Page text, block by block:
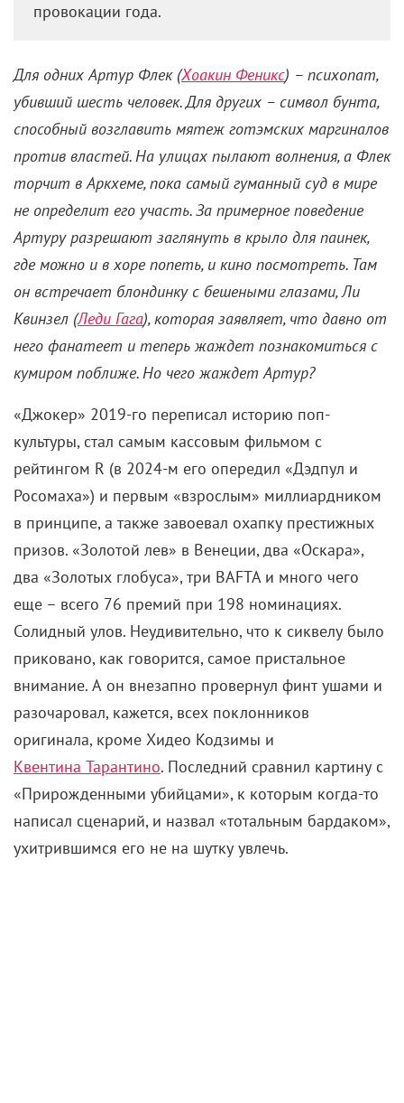
провокации года.
Для одних Артур Флек (Хоакин Феникс) – психопат,
убивший шесть человек. Для других – символ бунта,
способный возглавить мятеж готэмских маргиналов
против властей. На улицах пылают волнения, а Флек
торчит в Аркхеме, пока самый гуманный суд в мире
не определит его участь. За примерное поведение
Артуру разрешают заглянуть в крыло для паинек,
где можно и в хоре попеть, и кино посмотреть. Там
он встречает блондинку с бешеными глазами, Ли
Квинзел (Леди Гага), которая заявляет, что давно от
него фанатеет и теперь жаждет познакомиться с
кумиром поближе. Но чего жаждет Артур?
«Джокер» 2019-го переписал историю поп-
культуры, стал самым кассовым фильмом с
рейтингом R (в 2024-м его опередил «Дэдпул и
Росомаха») и первым «взрослым» миллиардником
в принципе, а также завоевал охапку престижных
призов. «Золотой лев» в Венеции, два «Оскара»,
два «Золотых глобуса», три BAFTA и много чего
еще – всего 76 премий при 198 номинациях.
Солидный улов. Неудивительно, что к сиквелу было
приковано, как говорится, самое пристальное
внимание. А он внезапно провернул финт ушами и
разочаровал, кажется, всех поклонников
оригинала, кроме Хидео Кодзимы и
Квентина Тарантино. Последний сравнил картину с
«Прирожденными убийцами», к которым когда-то
написал сценарий, и назвал «тотальным бардаком»,
ухитрившимся его не на шутку увлечь.